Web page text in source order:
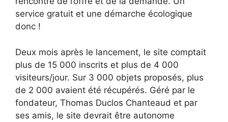
service gratuit et une démarche écologique
donc !
Deux mois après le lancement, le site comptait
plus de 15 000 inscrits et plus de 4 000
visiteurs/jour. Sur 3 000 objets proposés, plus
de 2 000 avaient été récupérés. Géré par le
fondateur, Thomas Duclos Chanteaud et par
ses amis, le site devrait être autonome